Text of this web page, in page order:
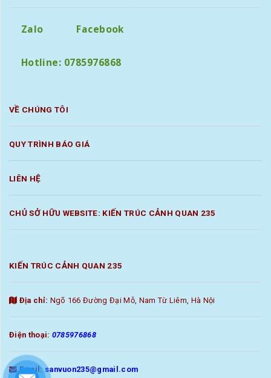
Zalo Facebook
Hotline: 0785976868
VỀ CHÚNG TÔI
QUY TRÌNH BÁO GIÁ
LIÊN HỆ
CHỦ SỞ HỮU WEBSITE: KIẾN TRÚC CẢNH QUAN 235
KIẾN TRÚC CẢNH QUAN 235
Địa chỉ: Ngõ 166 Đường Đại Mỗ, Nam Từ Liêm, Hà Nội
Điện thoại: 0785976868
Email:sanvuon235@gmail.com